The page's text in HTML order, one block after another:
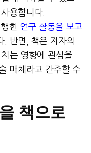
용합니다.
한 연구 활동을 보고
. 반면, 책은 저자의
는 영향에 관심을
매체라고 간주할 수
책으로